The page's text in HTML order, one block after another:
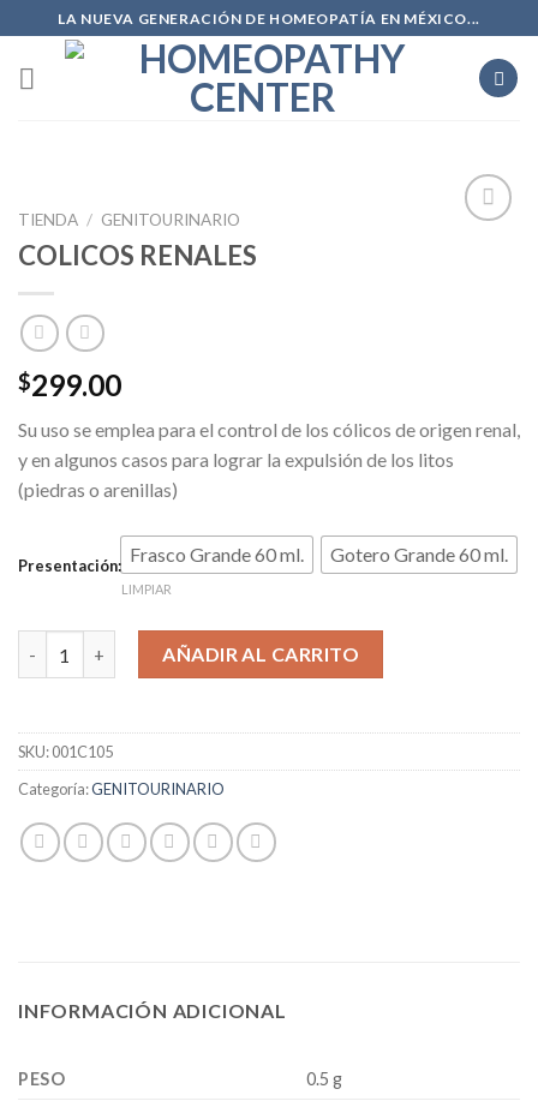
content
LA NUEVA GENERACIÓN DE HOMEOPATÍA EN MÉXICO...
TIENDA / GENITOURINARIO
COLICOS RENALES
$299.00
Su uso se emplea para el control de los cólicos de origen renal,
y en algunos casos para lograr la expulsión de los litos
(piedras o arenillas)
Presentación: Frasco Grande 60 ml. Gotero Grande 60 ml.
LIMPIAR
COLICOS RENALES cantidadAÑADIR AL CARRITO
SKU:001C105
Categoría:GENITOURINARIO
INFORMACIÓN ADICIONAL
PESO 0.5 g